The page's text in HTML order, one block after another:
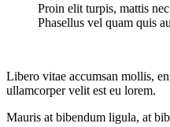
Proin elit turpis, mattis
Phasellus vel quam quis
Libero vitae accumsan mollis,
ullamcorper velit est eu lorem.
Mauris at bibendum ligula, at